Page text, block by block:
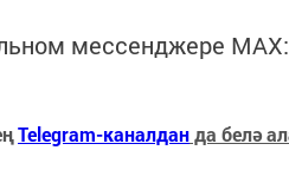
мессенджере MАХ:
Telegram-каналданда белә